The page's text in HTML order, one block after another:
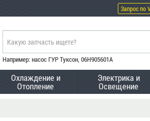
Запрос по
Например: насос ГУР Туксон, 06H905601A
Охлаждение и
Отопление
Электрика и
Освещение